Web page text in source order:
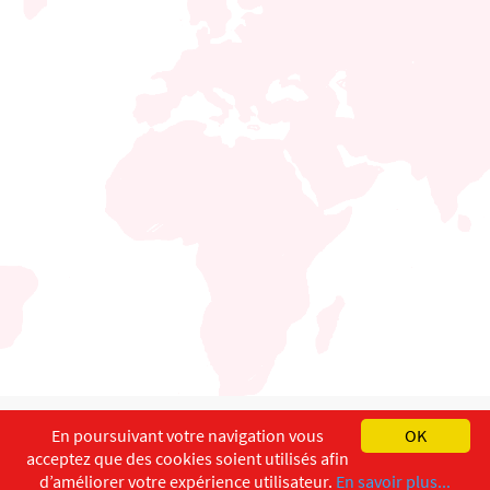
English Français
Copyright ©ISEC-AdW Impressum
OK
En poursuivant votre navigation vous
acceptez que des cookies soient utilisés afin
d’améliorer votre expérience utilisateur. En savoir plus...